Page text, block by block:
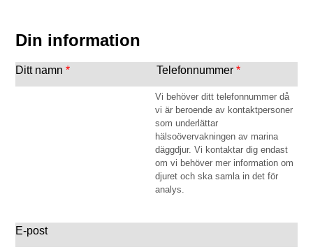
Din information
Ditt namn* Telefonnummer *
Vi behöver ditt telefonnummer då
vi är beroende av kontaktpersoner
som underlättar
hälsoövervakningen av marina
däggdjur. Vi kontaktar dig endast
om vi behöver mer information om
djuret och ska samla in det för
analys.
E-post